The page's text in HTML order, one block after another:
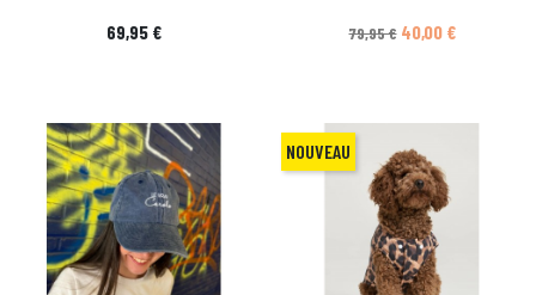
Prix
69,95 € Prix de base
79,95 € Prix
40,00 €
NOUVEAU